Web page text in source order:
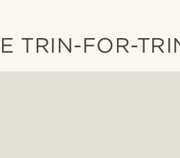
TRIN-FOR-